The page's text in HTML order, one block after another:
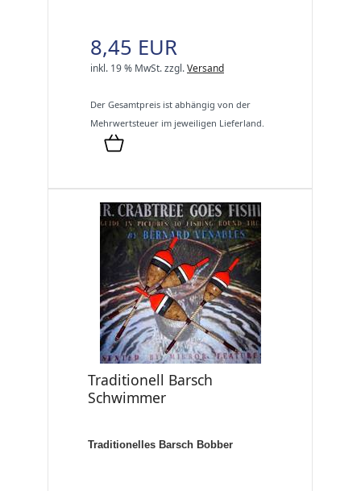
8,45 EUR
inkl. 19 % MwSt.zzgl.Versand
Der Gesamtpreis ist abhängig von der
Mehrwertsteuer im jeweiligen Lieferland.
Traditionell Barsch
Schwimmer
Traditionelles Barsch Bobber